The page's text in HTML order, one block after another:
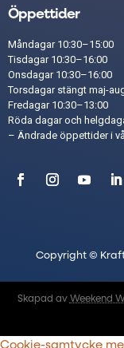
Öppettider
Måndagar 10:30–15:00
Tisdagar 10:30–16:00
Onsdagar 10:30–16:00
Torsdagar stängt maj-
Fredagar 10:30–13:00
Röda dagar och
– Ändrade öppettider i
Copyright ©
Skapad av Weekend
Cookie-samtycke